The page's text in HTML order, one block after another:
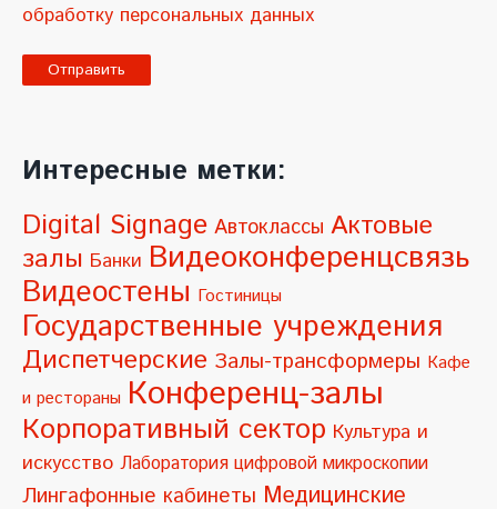
обработку персональных данных
l
t
e
r
n
a
t
i
v
e
:
Интересные метки:
Digital Signage Автоклассы Актовые
залы Банки Видеоконференцсвязь
Видеостены Гостиницы
Государственные учреждения
Диспетчерские Залы-трансформеры Кафе
и рестораны Конференц-залы
Корпоративный сектор Культура и
искусство Лаборатория цифровой микроскопии
Лингафонные кабинеты Медицинские